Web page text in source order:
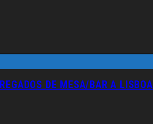
DE MESA/BAR A LISBOA